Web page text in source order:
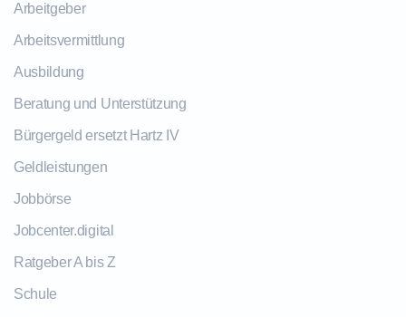
Arbeitgeber
Arbeitsvermittlung
Ausbildung
Beratung und Unterstützung
Bürgergeld ersetzt Hartz IV
Geldleistungen
Jobbörse
Jobcenter.digital
Ratgeber A bis Z
Schule